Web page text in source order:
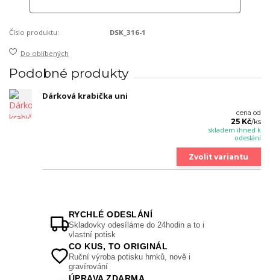
Číslo produktu: DSK_316-1
Do oblíbených
Podobné produkty
Dárková krabička uni
cena od
25 Kč/ks
skladem ihned k
odeslání
Zvolit variantu
RYCHLÉ ODESLÁNÍ
Skladovky odesíláme do 24hodin a to i
vlastní potisk
CO KUS, TO ORIGINÁL
Ruční výroba potisku hrnků, nově i
gravírování